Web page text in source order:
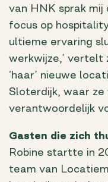
van HNK sprak
focus op
ultieme ervaring
werkwijze,’ vertelt
‘haar’ nieuwe
Sloterdijk, waar ze
verantwoordelijk
Gasten die zich
Robine startte in
team van